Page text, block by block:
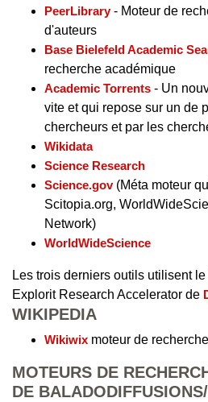
PeerLibrary- Moteur de
d'auteurs
Base Bielefeld Academic
recherche académique
Academic Torrents - Un
vite et qui repose sur un de
chercheurs et par les
Wikidata
Science Research
Science.gov(Méta moteur
Scitopia.org,
Network)
WorldWideScience
Les trois derniers outils utilisent
Explorit Research Accelerator de
WIKIPEDIA
Wikiwix moteur de
MOTEURS DE
DE